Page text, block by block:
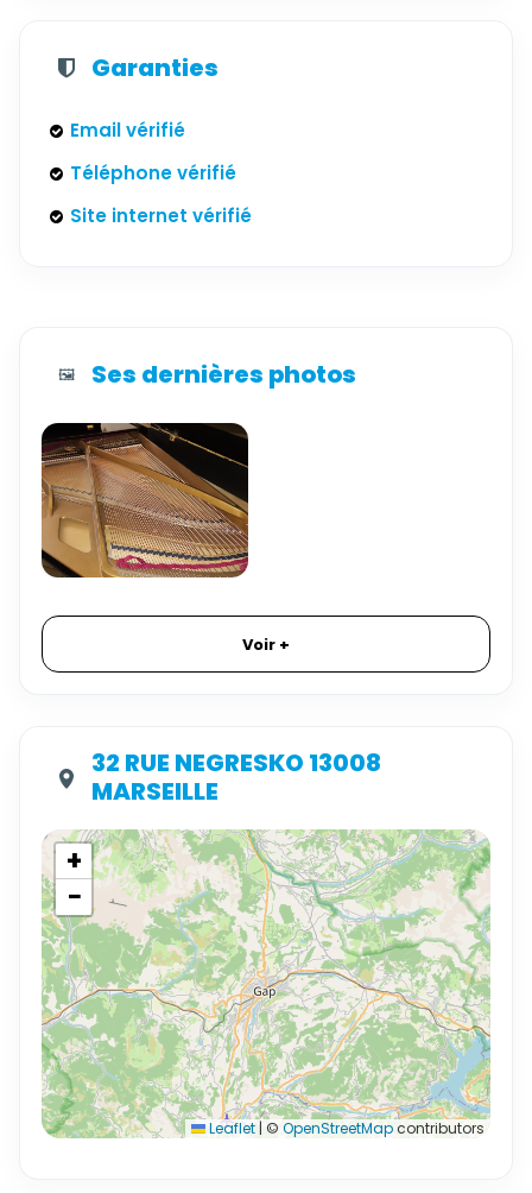
Garanties
Email vérifié
Téléphone vérifié
Site internet vérifié
🖼️ Ses dernières photos
Voir +
32 RUE NEGRESKO 13008
MARSEILLE
+
−
Leaflet | © OpenStreetMapcontributors